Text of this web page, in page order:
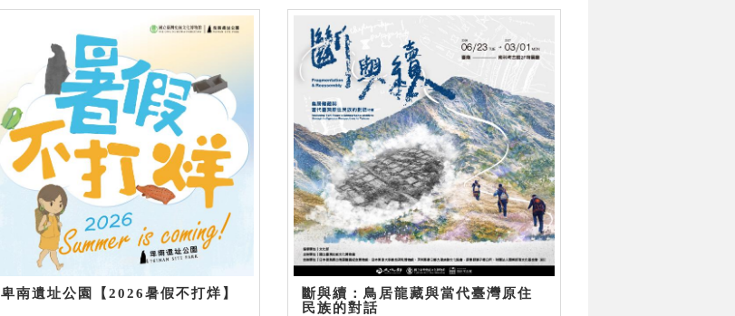
卑南遺址公園【2026暑假不打烊】
斷與續：鳥居龍藏與當代臺灣原住
民族的對話